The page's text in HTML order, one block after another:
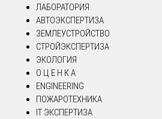
ЛАБОРАТОРИЯ
АВТОЭКСПЕРТИЗА
ЗЕМЛЕУСТРОЙСТВО
СТРОЙЭКСПЕРТИЗА
ЭКОЛОГИЯ
О Ц Е Н К А
ENGINEERING
ПОЖАРОТЕХНИКА
IT ЭКСПЕРТИЗА